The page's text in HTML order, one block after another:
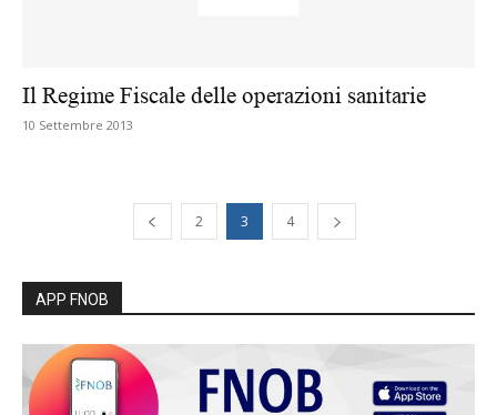
Il Regime Fiscale delle operazioni sanitarie
10 Settembre 2013
2 3 4
APP FNOB